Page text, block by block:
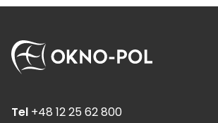
cenne dla wydawców i reklamodawców
Nieklasyfikowane
Nieklasyfikowane pliki cookie, to pliki,
ciasteczek.
Tel +48 12 25 62 800